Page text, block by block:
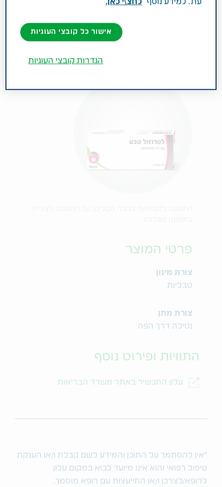
(אנטיאסטרוגנים).
פרטי המוצר
צורת מינון
טבליות
צורת מתן
נטילה דרך הפה
התוויות ופירוט נוסף
עלון התכשיר באתר משרד הבריאות
*אין להסתמך על התוכן והמידע לשם קבלת ו/או הענקת
טיפול רפואי והוא אינו מיועד לבוא במקום עלון
לרופא/לצרכן ו/או התייעצות עם רופא מוסמך.
אישור כל קובצי העוגיות
הגדרות קובצי העוגיות